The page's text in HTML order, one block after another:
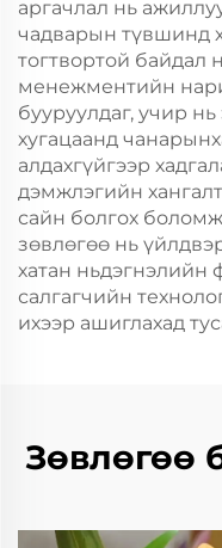
аргачлал нь
чадварын түвшинд
тогтвортой байдал
менежментийн
бууруулдаг, учир
хугацаанд
алдахгүйгээр
дэмжлэгийн
сайн болгох
зөвлөгөө нь
хатан
салгагчийн
ихээр ашиглахад
Зөвлөгөө